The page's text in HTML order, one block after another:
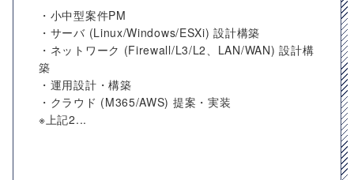
・小中型案件PM
・サーバ (Linux/Windows/ESXi) 設計構築
・ネットワーク (Firewall/L3/L2、LAN/WAN) 設計構
築
・運用設計・構築
・クラウド (M365/AWS) 提案・実装
※上記2...